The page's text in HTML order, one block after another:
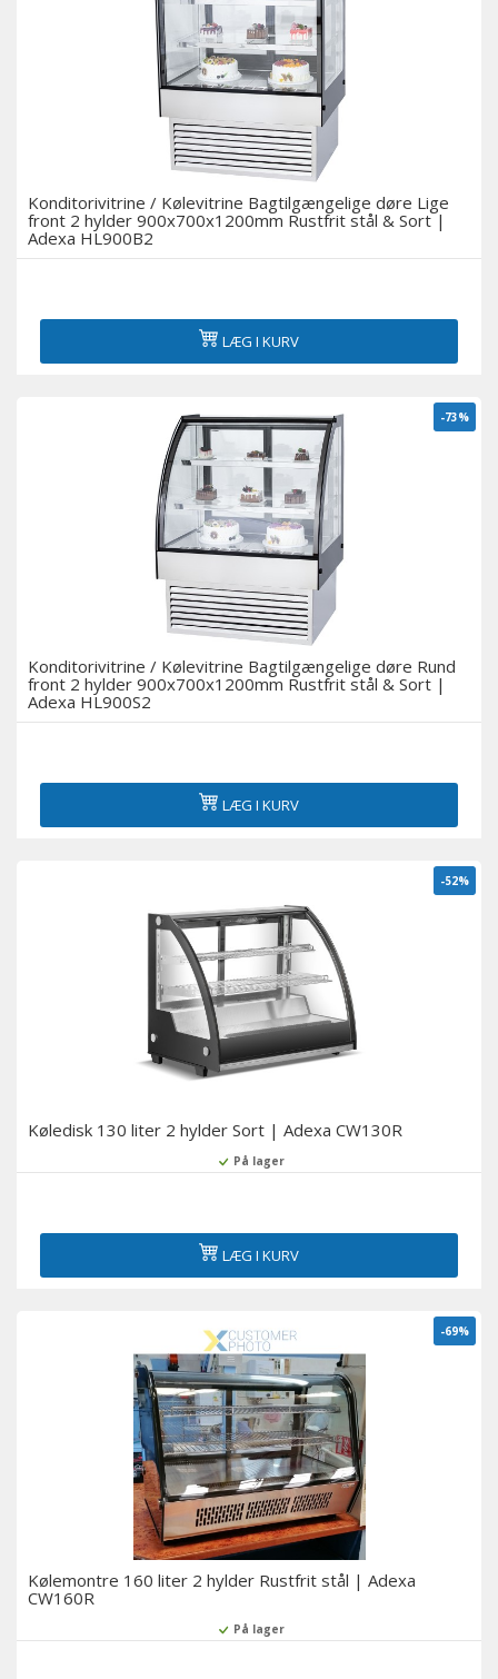
Konditorivitrine / Kølevitrine Bagtilgængelige døre Lige
front 2 hylder 900x700x1200mm Rustfrit stål & Sort |
Adexa HL900B2
LÆG I KURV
-73%
Konditorivitrine / Kølevitrine Bagtilgængelige døre Rund
front 2 hylder 900x700x1200mm Rustfrit stål & Sort |
Adexa HL900S2
LÆG I KURV
-52%
Køledisk 130 liter 2 hylder Sort | Adexa CW130R
På lager
LÆG I KURV
-69%
Kølemontre 160 liter 2 hylder Rustfrit stål | Adexa
CW160R
På lager